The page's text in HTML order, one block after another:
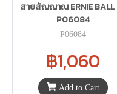
สายสัญญาณ ERNIE BALL
P06084
P06084
฿1,060
Add to Cart